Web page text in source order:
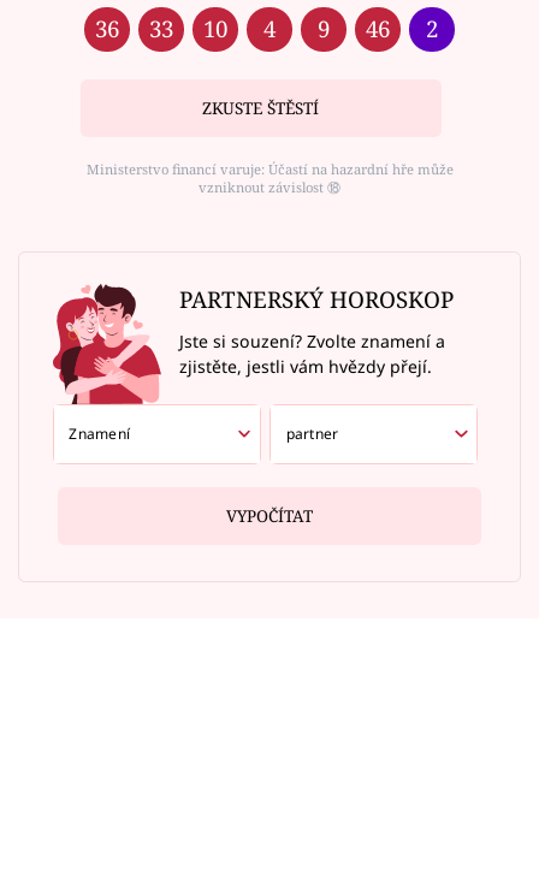
36 33 10 4 9 46 2
ZKUSTE ŠTĚSTÍ
Ministerstvo financí varuje: Účastí na hazardní hře může
vzniknout závislost ⑱
PARTNERSKÝ HOROSKOP
Jste si souzení? Zvolte znamení a
zjistěte, jestli vám hvězdy přejí.
VYPOČÍTAT